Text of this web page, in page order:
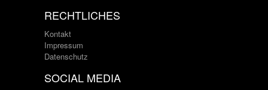
RECHTLICHES
Kontakt
Impressum
Datenschutz
SOCIAL MEDIA